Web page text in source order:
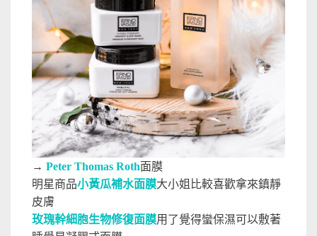
→ Peter Thomas Roth面膜
明星商品小黃瓜補水面膜大小姐比較喜歡拿來鎮靜
皮膚
玫瑰幹細胞生物修復面膜用了覺得蠻保濕可以敷著